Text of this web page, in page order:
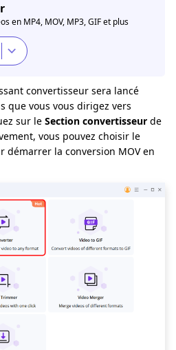
en MP4, MOV, MP3, GIF et plus
convertisseur sera lancé
que vous vous dirigez vers
sur le Section convertisseur de
vous pouvez choisir le
démarrer la conversion MOV en